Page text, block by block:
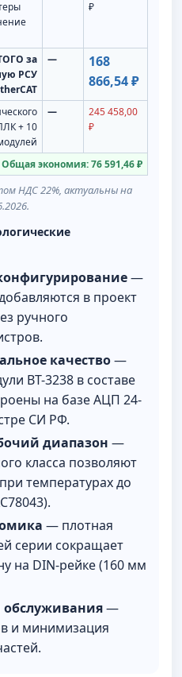
₽
за
РСУ
—
168
866,54 ₽
+ 10
—
245 458,00
₽
Общая экономия: 76 591,46 ₽
НДС 22%, актуальны на
—
в проект
ручного
качество—
BT-3238 в составе
на базе АЦП 24-
СИ РФ.
диапазон —
класса позволяют
температурах до
— плотная
серии сокращает
на DIN-рейке (160 мм
—
и минимизация